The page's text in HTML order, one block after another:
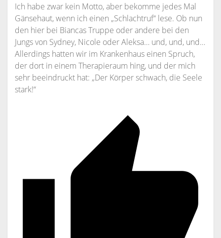
Ich habe zwar kein Motto, aber bekomme jedes Mal
Gänsehaut, wenn ich einen „Schlachtruf“ lese. Ob nun
den hier bei Biancas Truppe oder andere bei den
Jungs von Sydney, Nicole oder Aleksa… und, und, und…
Allerdings hatten wir im Krankenhaus einen Spruch,
der dort in einem Therapieraum hing, und der mich
sehr beeindruckt hat: „Der Körper schwach, die Seele
stark!“